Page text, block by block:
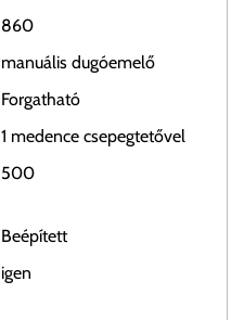
860
manuális dugóemelő
Forgatható
1 medence csepegtetővel
500
Beépített
igen